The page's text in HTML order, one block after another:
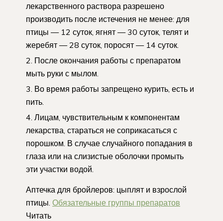
лекарственного раствора разрешено
производить после истечения не менее: для
птицы — 12 суток, ягнят — 30 суток, телят и
жеребят — 28 суток, поросят — 14 суток.
После окончания работы с препаратом
мыть руки с мылом.
Во время работы запрещено курить, есть и
пить.
Лицам, чувствительным к компонентам
лекарства, стараться не соприкасаться с
порошком. В случае случайного попадания в
глаза или на слизистые оболочки промыть
эти участки водой.
Аптечка для бройлеров: цыплят и взрослой
птицы. Обязательные группы препаратов
Читать